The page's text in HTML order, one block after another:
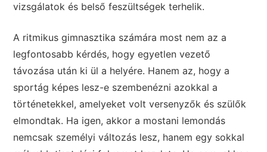
vizsgálatok és belső feszültségek terhelik.
A ritmikus gimnasztika számára most nem az a
legfontosabb kérdés, hogy egyetlen vezető
távozása után ki ül a helyére. Hanem az, hogy a
sportág képes lesz-e szembenézni azokkal a
történetekkel, amelyeket volt versenyzők és szülők
elmondtak. Ha igen, akkor a mostani lemondás
nemcsak személyi változás lesz, hanem egy sokkal